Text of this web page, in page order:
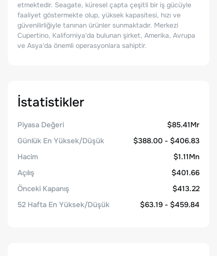
etmektedir. Seagate, küresel çapta çeşitli bir iş gücüyle
faaliyet göstermekte olup, yüksek kapasitesi, hızı ve
güvenilirliğiyle tanınan ürünler sunmaktadır. Merkezi
Cupertino, Kaliforniya'da bulunan şirket, Amerika, Avrupa
ve Asya'da önemli operasyonlara sahiptir.
İstatistikler
Piyasa Değeri
$85.41Mr
Günlük En Yüksek/Düşük
$388.00 - $406.83
Hacim
$1.11Mn
Açılış
$401.66
Önceki Kapanış
$413.22
52 Hafta En Yüksek/Düşük
$63.19 - $459.84